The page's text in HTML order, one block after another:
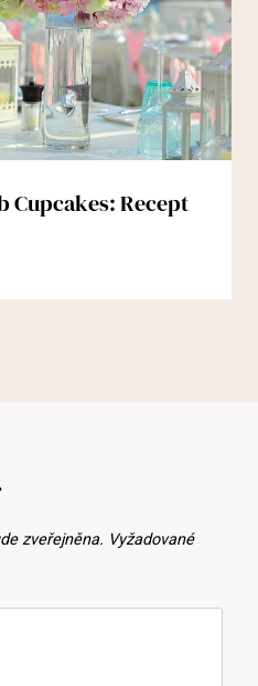
Cupcakes: Recept
zveřejněna. Vyžadované